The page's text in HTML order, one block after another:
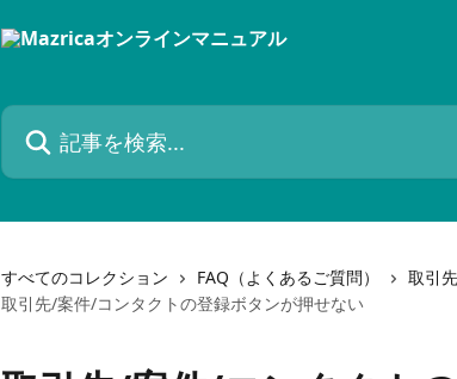
記事を検索...
すべてのコレクション FAQ（よくあるご質問）
取引
取引先/案件/コンタクトの登録ボタンが押せない